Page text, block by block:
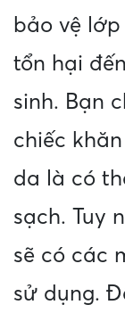
bảo vệ
tổn hại
sinh. Bạn
chiếc
da là có
sạch. Tuy
sẽ có các
sử dụng.